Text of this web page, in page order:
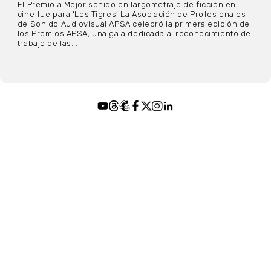
El Premio a Mejor sonido en largometraje de ficción en
cine fue para ‘Los Tigres’ La Asociación de Profesionales
de Sonido Audiovisual APSA celebró la primera edición de
los Premios APSA, una gala dedicada al reconocimiento del
trabajo de las...